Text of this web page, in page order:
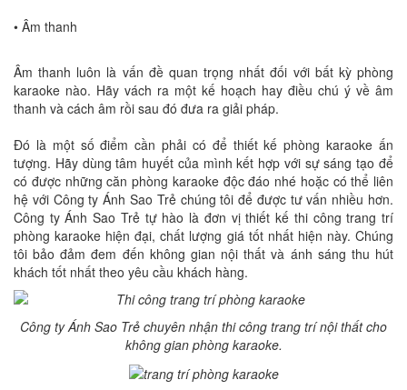
• Âm thanh
Âm thanh luôn là vấn đề quan trọng nhất đối với bất kỳ phòng
karaoke nào. Hãy vách ra một kế hoạch hay điều chú ý về âm
thanh và cách âm rồi sau đó đưa ra giải pháp.
Đó là một số điểm cần phải có để thiết kế phòng karaoke ấn
tượng. Hãy dùng tâm huyết của mình kết hợp với sự sáng tạo để
có được những căn phòng karaoke độc đáo nhé hoặc có thể liên
hệ với Công ty Ánh Sao Trẻ chúng tôi để được tư vấn nhiều hơn.
Công ty Ánh Sao Trẻ tự hào là đơn vị thiết kế thi công trang trí
phòng karaoke hiện đại, chất lượng giá tốt nhất hiện này. Chúng
tôi bảo đảm đem đến không gian nội thất và ánh sáng thu hút
khách tốt nhất theo yêu cầu khách hàng.
Công ty Ánh Sao Trẻ chuyên nhận thi công trang trí nội thất cho
không gian phòng karaoke.